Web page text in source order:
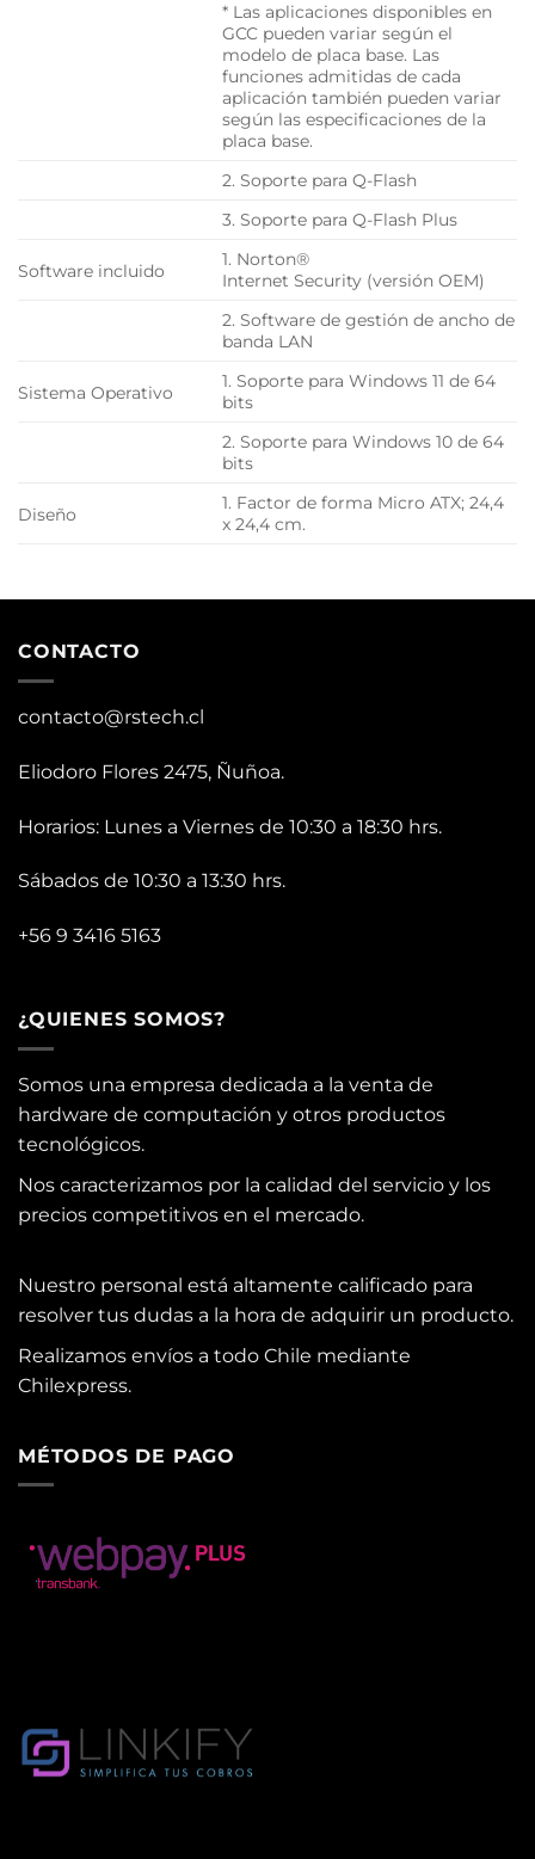
* Las aplicaciones disponibles en
GCC pueden variar según el
modelo de placa base. Las
funciones admitidas de cada
aplicación también pueden variar
según las especificaciones de la
placa base.
2. Soporte para Q-Flash
3. Soporte para Q-Flash Plus
Software incluido
1. Norton®
Internet Security (versión OEM)
2. Software de gestión de ancho de
banda LAN
Sistema Operativo
1. Soporte para Windows 11 de 64
bits
2. Soporte para Windows 10 de 64
bits
Diseño
1. Factor de forma Micro ATX; 24,4
x 24,4 cm.
CONTACTO
contacto@rstech.cl
Eliodoro Flores 2475, Ñuñoa.
Horarios: Lunes a Viernes de 10:30 a 18:30 hrs.
Sábados de 10:30 a 13:30 hrs.
+56 9 3416 5163
¿QUIENES SOMOS?
Somos una empresa dedicada a la venta de
hardware de computación y otros productos
tecnológicos.
Nos caracterizamos por la calidad del servicio y los
precios competitivos en el mercado.
Nuestro personal está altamente calificado para
resolver tus dudas a la hora de adquirir un producto.
Realizamos envíos a todo Chile mediante
Chilexpress.
MÉTODOS DE PAGO